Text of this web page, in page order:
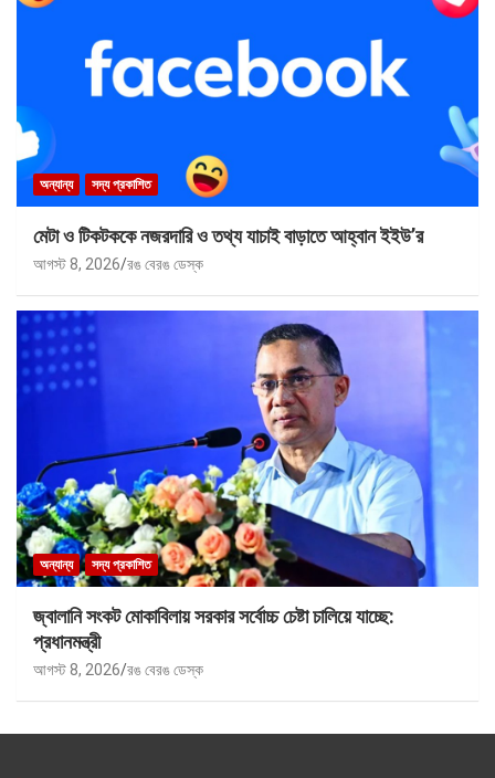
অন্যান্য সদ্য প্রকাশিত
মেটা ও টিকটককে নজরদারি ও তথ্য যাচাই বাড়াতে আহ্বান ইইউ’র
আগস্ট 8, 2026 রঙ বেরঙ ডেস্ক
অন্যান্য সদ্য প্রকাশিত
জ্বালানি সংকট মোকাবিলায় সরকার সর্বোচ্চ চেষ্টা চালিয়ে যাচ্ছে:
প্রধানমন্ত্রী
আগস্ট 8, 2026 রঙ বেরঙ ডেস্ক